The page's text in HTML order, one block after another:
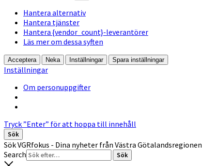
Hantera alternativ
Hantera tjänster
Hantera {vendor_count}-leverantörer
Läs mer om dessa syften
Acceptera Neka Inställningar Spara inställningar
Inställningar
Om personuppgifter
Tryck ”Enter” för att hoppa till innehåll
Sök
Sök VGRfokus - Dina nyheter från Västra Götalandsregionen
Search